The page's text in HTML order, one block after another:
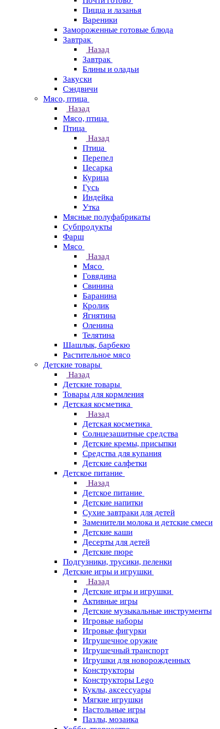
Пицца и лазанья
Вареники
Замороженные готовые блюда
Завтрак
Назад
Завтрак
Блины и оладьи
Закуски
Сэндвичи
Мясо, птица
Назад
Мясо, птица
Птица
Назад
Птица
Перепел
Цесарка
Курица
Гусь
Индейка
Утка
Мясные полуфабрикаты
Субпродукты
Фарш
Мясо
Назад
Мясо
Говядина
Свинина
Баранина
Кролик
Ягнятина
Оленина
Телятина
Шашлык, барбекю
Растительное мясо
Детские товары
Назад
Детские товары
Товары для кормления
Детская косметика
Назад
Детская косметика
Солнцезащитные средства
Детские кремы, присыпки
Средства для купания
Детские салфетки
Детское питание
Назад
Детское питание
Детские напитки
Сухие завтраки для детей
Заменители молока и детские смеси
Детские каши
Десерты для детей
Детские пюре
Подгузники, трусики, пеленки
Детские игры и игрушки
Назад
Детские игры и игрушки
Активные игры
Детские музыкальные инструменты
Игровые наборы
Игровые фигурки
Игрушечное оружие
Игрушечный транспорт
Игрушки для новорожденных
Конструкторы
Конструкторы Lego
Куклы, аксессуары
Мягкие игрушки
Настольные игры
Пазлы, мозаика